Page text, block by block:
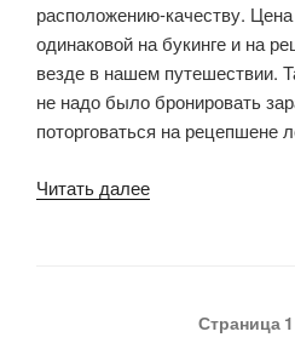
расположению-качеству.
одинаковой на букинге и на
везде в нашем путешествии.
не надо было бронировать
поторговаться на рецепшене
Читать далее«Пляж
Страница 1